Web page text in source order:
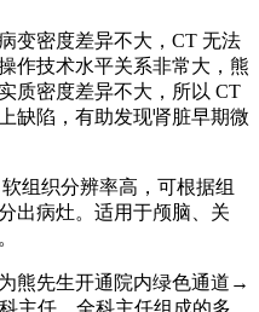
变密度差异不大，CT 无法
作技术水平关系非常大，熊
质密度差异不大，所以 CT
缺陷，有助发现肾脏早期微
组织分辨率高，可根据组
出病灶。适用于颅脑、关
熊先生开通院内绿色通道→